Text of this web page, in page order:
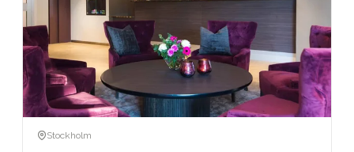
Stockholm